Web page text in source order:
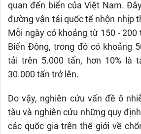
quan đến biển của Việt Nam.
đường vận tải quốc tế nhộn nhịp
Mỗi ngày có khoảng từ 150 - 200
Biển Đông, trong đó có khoảng
tải trên 5.000 tấn, hơn 10% là
30.000 tấn trở lên.
Do vậy, nghiên cứu vấn đề ô
tàu và nghiên cứu những quy
các quốc gia trên thế giới về